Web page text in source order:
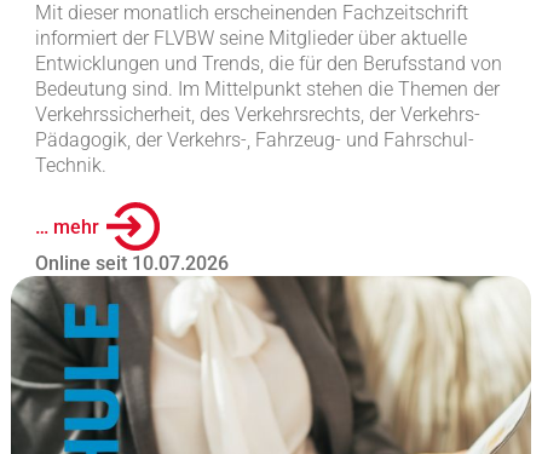
Mit dieser monatlich erscheinenden Fachzeitschrift
informiert der FLVBW seine Mitglieder über aktuelle
Entwicklungen und Trends, die für den Berufsstand von
Bedeutung sind. Im Mittelpunkt stehen die Themen der
Verkehrssicherheit, des Verkehrsrechts, der Verkehrs-
Pädagogik, der Verkehrs-, Fahrzeug- und Fahrschul-
Technik.
… mehr
Online seit 10.07.2026